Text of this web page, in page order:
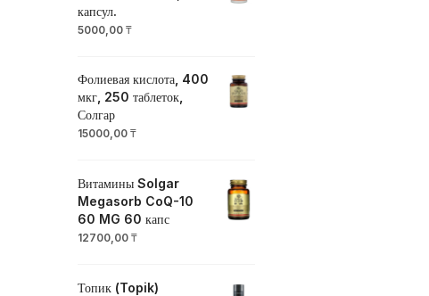
капсул.
5000,00 ₸
Фолиевая кислота, 400
мкг, 250 таблеток,
Солгар
15000,00 ₸
Витамины Solgar
Megasorb CoQ-10
60 MG 60 капс
12700,00 ₸
Топик (Topik)